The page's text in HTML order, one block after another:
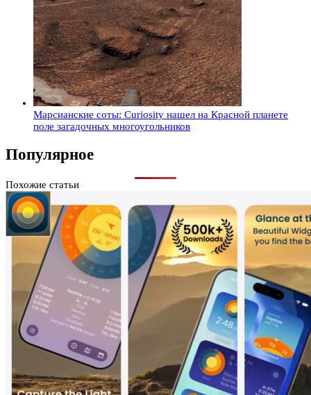
Марсианские соты: Curiosity нашел на Красной планете
поле загадочных многоугольников
Популярное
Похожие статьи